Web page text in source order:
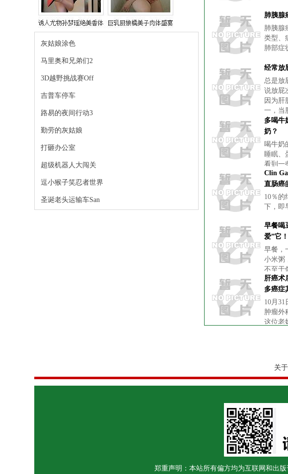
灰姑娘涂色
马里奥和兄弟们2
3D越野挑战赛Off
吉普车停车
路易的夜间行动3
勤劳的灰姑娘
打砸办公室
超级机器人大闯关
逗小猴子笑忍者世界
圣诞老头运输车San
肺胰腺
肺胰腺
类型、
肺部症
经常放
总是放
说放屁
因为肝
一，当
很多毒
堆积在
氨气，
多喝牛
奶？
喝牛奶
睡眠、
看到一
说牛奶
尿病，
些疑问
了一
Clin
直肠癌
10％的
下，即
早餐喝
爱”它！
早餐，
小米粥
不至于
激烈
好，不
女性来
肝癌术
多癌症
10月
肿瘤外
这位老
切除
郑重声明：本站所有偏方均为互联网和出
关